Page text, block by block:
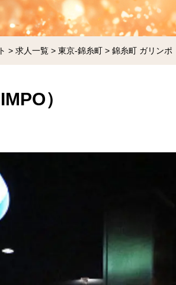
> 求人一覧 > 東京-錦糸町 > 錦糸町 ガリンポ
）